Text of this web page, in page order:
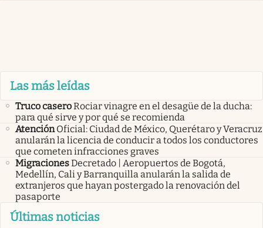
Las más leídas
Truco caseroRociar vinagre en el desagüe de la ducha:
para qué sirve y por qué se recomienda
Atención Oficial: Ciudad de México, Querétaro y Veracruz
anularán la licencia de conducir a todos los conductores
que cometen infracciones graves
MigracionesDecretado | Aeropuertos de Bogotá,
Medellín, Cali y Barranquilla anularán la salida de
extranjeros que hayan postergado la renovación del
pasaporte
Últimas noticias